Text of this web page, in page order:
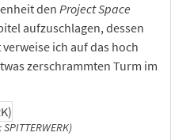
den Project Space
aufzuschlagen, dessen
ich auf das hoch
zerschrammten Turm im
SPITTERWERK)